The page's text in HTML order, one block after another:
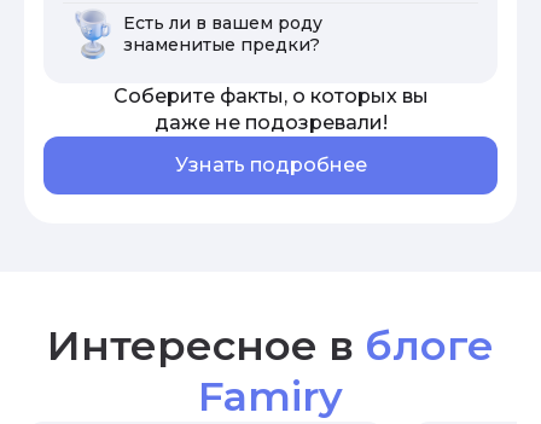
Есть ли в вашем роду
знаменитые предки?
Соберите факты, о которых вы
даже не подозревали!
Узнать подробнее
Интересное в блоге
Famiry